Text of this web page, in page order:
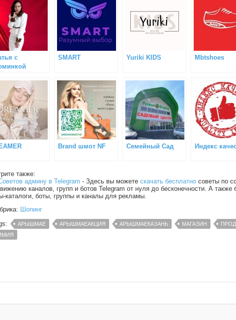
с
SMART Yuriki KIDS Mbtshoes
Brаnd шмот NF Семейный Сад Индекс
также:
админу в Telegram - Здесь вы можете скачать бесплатно советы по
каналов, групп и ботов Telegram от нуля до бесконечности. А также
каталоги, боты, группы и каналы для рекламы.
Шопинг
АРЫШМАЕ АРЫШМАЕАКЦИЯ АРЫШМАЕКАЗАНЬ МАГАЗИН